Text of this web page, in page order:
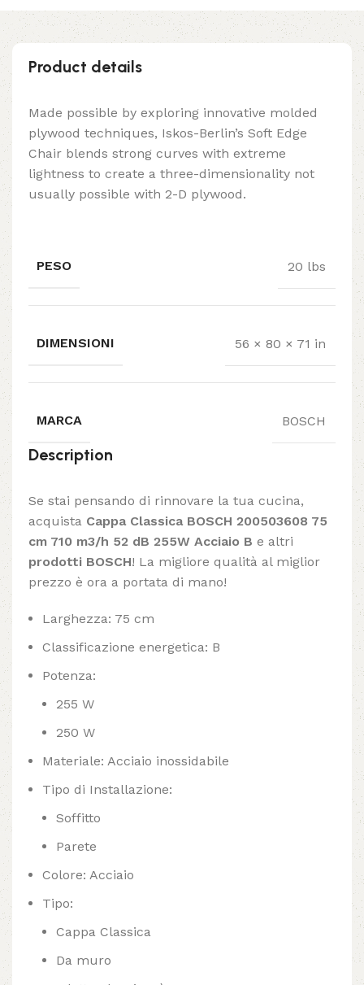
Product details
Made possible by exploring innovative molded
plywood techniques, Iskos-Berlin’s Soft Edge
Chair blends strong curves with extreme
lightness to create a three-dimensionality not
usually possible with 2-D plywood.
PESO 20 lbs
DIMENSIONI 56 × 80 × 71 in
MARCA BOSCH
Description
Se stai pensando di rinnovare la tua cucina,
acquista Cappa Classica BOSCH 200503608 75
cm 710 m3/h 52 dB 255W Acciaio B e altri
prodotti BOSCH! La migliore qualità al miglior
prezzo è ora a portata di mano!
Larghezza: 75 cm
Classificazione energetica: B
Potenza:
255 W
250 W
Materiale: Acciaio inossidabile
Tipo di Installazione:
Soffitto
Parete
Colore: Acciaio
Tipo:
Cappa Classica
Da muro